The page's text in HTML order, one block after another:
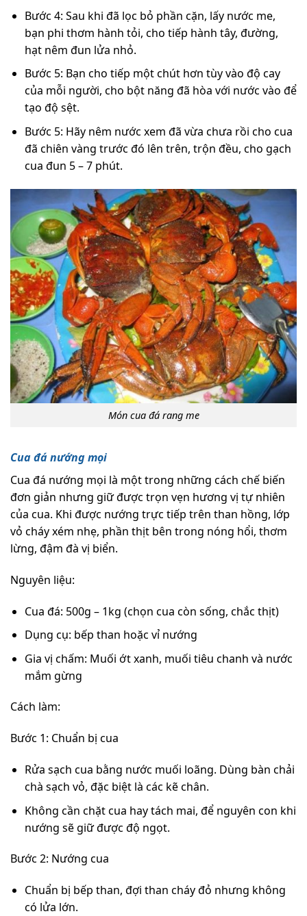
Bước 4: Sau khi đã lọc bỏ phần cặn, lấy nước me,
bạn phi thơm hành tỏi, cho tiếp hành tây, đường,
hạt nêm đun lửa nhỏ.
Bước 5: Bạn cho tiếp một chút hơn tùy vào độ cay
của mỗi người, cho bột năng đã hòa với nước vào để
tạo độ sệt.
Bước 5: Hãy nêm nước xem đã vừa chưa rồi cho cua
đã chiên vàng trước đó lên trên, trộn đều, cho gạch
cua đun 5 – 7 phút.
Món cua đá rang me
Cua đá nướng mọi
Cua đá nướng mọi là một trong những cách chế biến
đơn giản nhưng giữ được trọn vẹn hương vị tự nhiên
của cua. Khi được nướng trực tiếp trên than hồng, lớp
vỏ cháy xém nhẹ, phần thịt bên trong nóng hổi, thơm
lừng, đậm đà vị biển.
Nguyên liệu:
Cua đá: 500g – 1kg (chọn cua còn sống, chắc thịt)
Dụng cụ: bếp than hoặc vỉ nướng
Gia vị chấm: Muối ớt xanh, muối tiêu chanh và nước
mắm gừng
Cách làm:
Bước 1: Chuẩn bị cua
Rửa sạch cua bằng nước muối loãng. Dùng bàn chải
chà sạch vỏ, đặc biệt là các kẽ chân.
Không cần chặt cua hay tách mai, để nguyên con khi
nướng sẽ giữ được độ ngọt.
Bước 2: Nướng cua
Chuẩn bị bếp than, đợi than cháy đỏ nhưng không
có lửa lớn.